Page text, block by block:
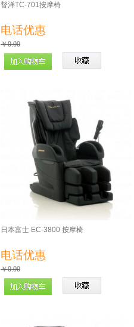
督洋TC-701按摩椅
电话优惠
￥0.00
日本富士 EC-3800 按摩椅
电话优惠
￥0.00